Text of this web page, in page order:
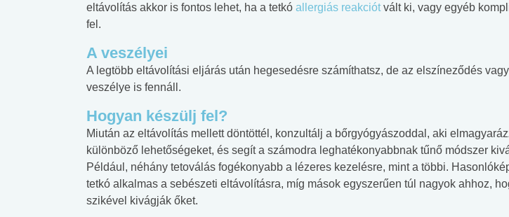
eltávolítás akkor is fontos lehet, ha a tetkó allergiás reakciótvált ki, vagy egyéb
fel.
A veszélyei
A legtöbb eltávolítási eljárás után hegesedésre számíthatsz, de az elszíneződés
veszélye is fennáll.
Hogyan készülj fel?
Miután az eltávolítás mellett döntöttél, konzultálj a bőrgyógyászoddal, aki
különböző lehetőségeket, és segít a számodra leghatékonyabbnak tűnő módszer
Például, néhány tetoválás fogékonyabb a lézeres kezelésre, mint a többi.
tetkó alkalmas a sebészeti eltávolításra, míg mások egyszerűen túl nagyok ahhoz,
szikével kivágják őket.